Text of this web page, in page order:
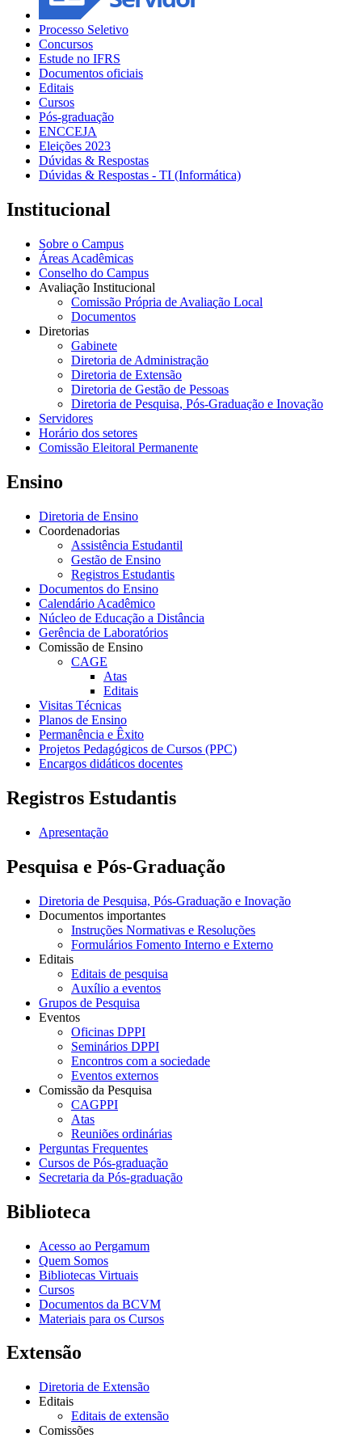
Processo Seletivo
Concursos
Estude no IFRS
Documentos oficiais
Editais
Cursos
Pós-graduação
ENCCEJA
Eleições 2023
Dúvidas & Respostas
Dúvidas & Respostas - TI (Informática)
Institucional
Sobre o Campus
Áreas Acadêmicas
Conselho do Campus
Avaliação Institucional
Comissão Própria de Avaliação Local
Documentos
Diretorias
Gabinete
Diretoria de Administração
Diretoria de Extensão
Diretoria de Gestão de Pessoas
Diretoria de Pesquisa, Pós-Graduação e Inovação
Servidores
Horário dos setores
Comissão Eleitoral Permanente
Ensino
Diretoria de Ensino
Coordenadorias
Assistência Estudantil
Gestão de Ensino
Registros Estudantis
Documentos do Ensino
Calendário Acadêmico
Núcleo de Educação a Distância
Gerência de Laboratórios
Comissão de Ensino
CAGE
Atas
Editais
Visitas Técnicas
Planos de Ensino
Permanência e Êxito
Projetos Pedagógicos de Cursos (PPC)
Encargos didáticos docentes
Registros Estudantis
Apresentação
Pesquisa e Pós-Graduação
Diretoria de Pesquisa, Pós-Graduação e Inovação
Documentos importantes
Instruções Normativas e Resoluções
Formulários Fomento Interno e Externo
Editais
Editais de pesquisa
Auxílio a eventos
Grupos de Pesquisa
Eventos
Oficinas DPPI
Seminários DPPI
Encontros com a sociedade
Eventos externos
Comissão da Pesquisa
CAGPPI
Atas
Reuniões ordinárias
Perguntas Frequentes
Cursos de Pós-graduação
Secretaria da Pós-graduação
Biblioteca
Acesso ao Pergamum
Quem Somos
Bibliotecas Virtuais
Cursos
Documentos da BCVM
Materiais para os Cursos
Extensão
Diretoria de Extensão
Editais
Editais de extensão
Comissões